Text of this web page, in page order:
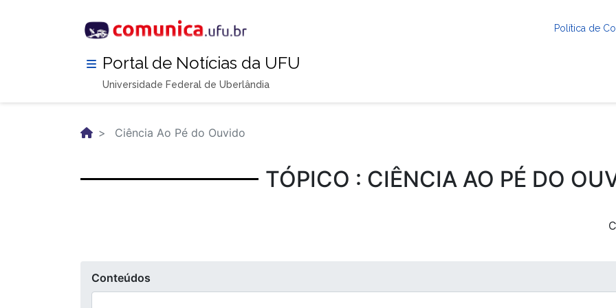
Política de
Portal de Notícias da UFU
Universidade Federal de Uberlândia
Ciência Ao Pé do Ouvido
TÓPICO : CIÊNCIA AO PÉ DO
Conteúdos